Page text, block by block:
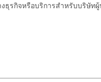
ธุรกิจหรือบริการสำหรับบริษัท